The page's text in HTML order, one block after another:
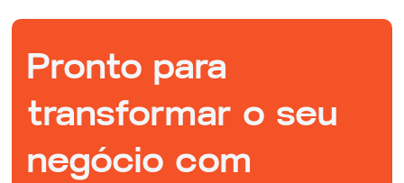
Pronto para
transformar o seu
negócio com